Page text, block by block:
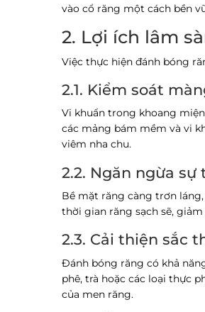
vào cổ răng một cách bền
2. Lợi ích lâm
Việc thực hiện đánh bóng
2.1. Kiểm soát
Vi khuẩn trong khoang
các mảng bám mềm và vi
viêm nha chu.
2.2. Ngăn ngừa
Bề mặt răng càng trơn
thời gian răng sạch sẽ,
2.3. Cải thiện sắc
Đánh bóng răng có khả
phê, trà hoặc các loại thực
của men răng.